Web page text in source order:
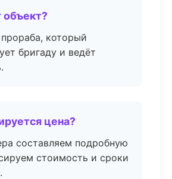
объект?
который
бригаду и ведёт
цена?
составляем подробную
стоимость и сроки